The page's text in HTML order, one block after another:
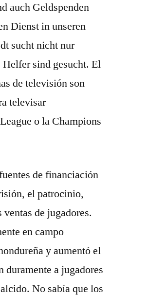
auch Geldspenden
Dienst in unseren
sucht nicht nur
sind gesucht. El
de televisión son
televisar
o la Champions
de financiación
el patrocinio,
de jugadores.
en campo
y aumentó el
duramente a jugadores
No sabía que los